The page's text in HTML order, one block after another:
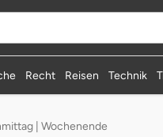
Recht Reisen Technik
| Wochenende